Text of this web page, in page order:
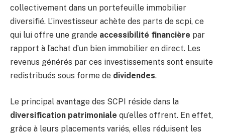
collectivement dans un portefeuille immobilier
diversifié. L’investisseur achète des parts de scpi, ce
qui lui offre une grande accessibilité financière par
rapport à l’achat d’un bien immobilier en direct. Les
revenus générés par ces investissements sont ensuite
redistribués sous forme de dividendes.
Le principal avantage des SCPI réside dans la
diversification patrimoniale qu’elles offrent. En effet,
grâce à leurs placements variés, elles réduisent les